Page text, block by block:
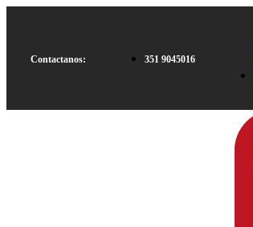
Contactanos: 351 9045016